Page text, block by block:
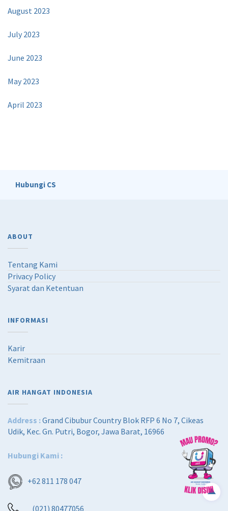
August 2023
July 2023
June 2023
May 2023
April 2023
Hubungi CS
ABOUT
Tentang Kami
Privacy Policy
Syarat dan Ketentuan
INFORMASI
Karir
Kemitraan
AIR HANGAT INDONESIA
Address :Grand Cibubur Country Blok RFP 6 No 7, Cikeas
Udik, Kec. Gn. Putri, Bogor, Jawa Barat, 16966
Hubungi Kami :
+62 811 178 047
(021) 80477056